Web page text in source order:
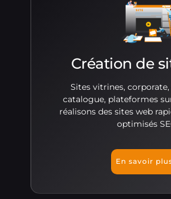
Création de
Sites vitrines,
catalogue, plateformes
réalisons des sites web
optimisés
En savoir